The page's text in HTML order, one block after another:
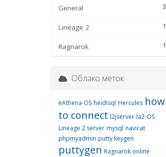
3
General
1
Lineage 2
1
Ragnarok
Облако меток
eAthena-OS heidisql Hercules how
to connect l2jserver la2-OS
Lineage 2 server mysql navicat
phpmyadmin putty keygen
puttygen Ragnarok online